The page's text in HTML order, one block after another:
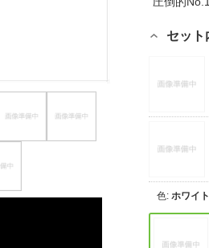
セット
色:ホワイト